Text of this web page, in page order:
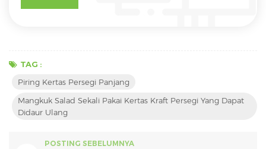
TAG :
Piring Kertas Persegi Panjang
Mangkuk Salad Sekali Pakai Kertas Kraft Persegi Yang Dapat
Didaur Ulang
POSTING SEBELUMNYA